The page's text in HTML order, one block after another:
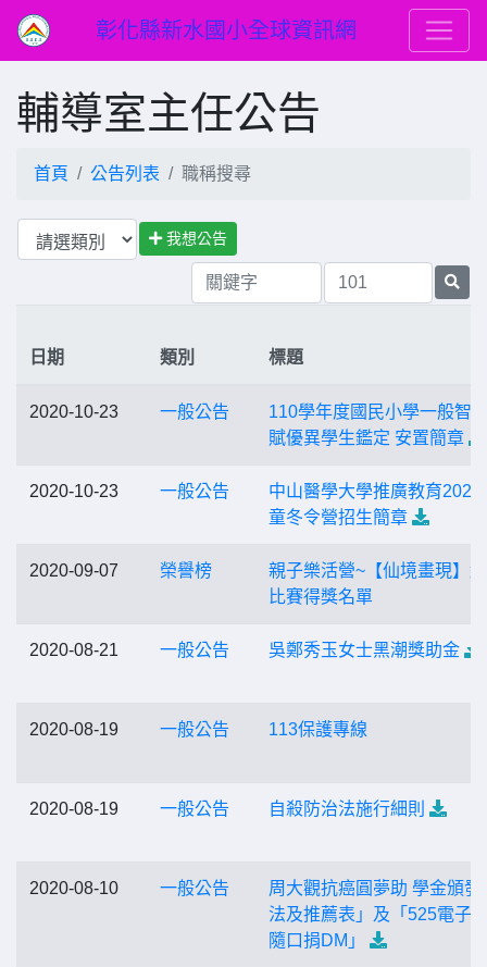
彰化縣新水國小全球資訊網
輔導室主任公告
首頁 公告列表 職稱搜尋
我想公告
日期 類別 標題
2020-10-23 一般公告
110學年度國民小學一般智
賦優異學生鑑定 安置簡章
2020-10-23 一般公告
中山醫學大學推廣教育2021
童冬令營招生簡章
2020-09-07 榮譽榜
親子樂活營~【仙境畫現】
比賽得獎名單
2020-08-21 一般公告 吳鄭秀玉女士黑潮獎助金
2020-08-19 一般公告 113保護專線
2020-08-19 一般公告 自殺防治法施行細則
2020-08-10 一般公告
周大觀抗癌圓夢助 學金頒發
法及推薦表」及「525電子
隨口捐DM」